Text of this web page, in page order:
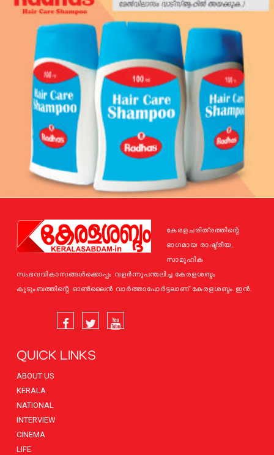
കേരളചരിത്രത്തിന്റെ
ഭാഗമായ രാഷ്ട്രീയ,
സാമൂഹിക
സംഭവവികാസങ്ങള്‍ക്കൊപ്പം വളര്‍ന്നുപന്തലിച്ച കേരളശബ്ദം
കുടുംബത്തിന്റെ ഓണ്‍ലൈന്‍ വാര്‍ത്താപോര്‍ട്ടലാണ് കേരളശബ്ദം.ഇന്‍.
QUICK LINKS
ABOUT US
KERALA
NATIONAL
INTERVIEW
CINEMA
LIFE